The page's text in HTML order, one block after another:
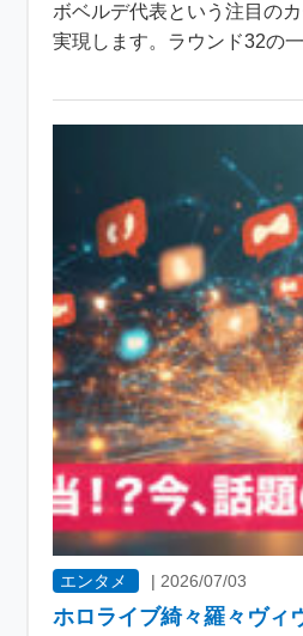
ボベルデ代表という注目の
実現します。ラウンド32の
エンタメ | 2026/07/03
ホロライブ綺々羅々ヴィ